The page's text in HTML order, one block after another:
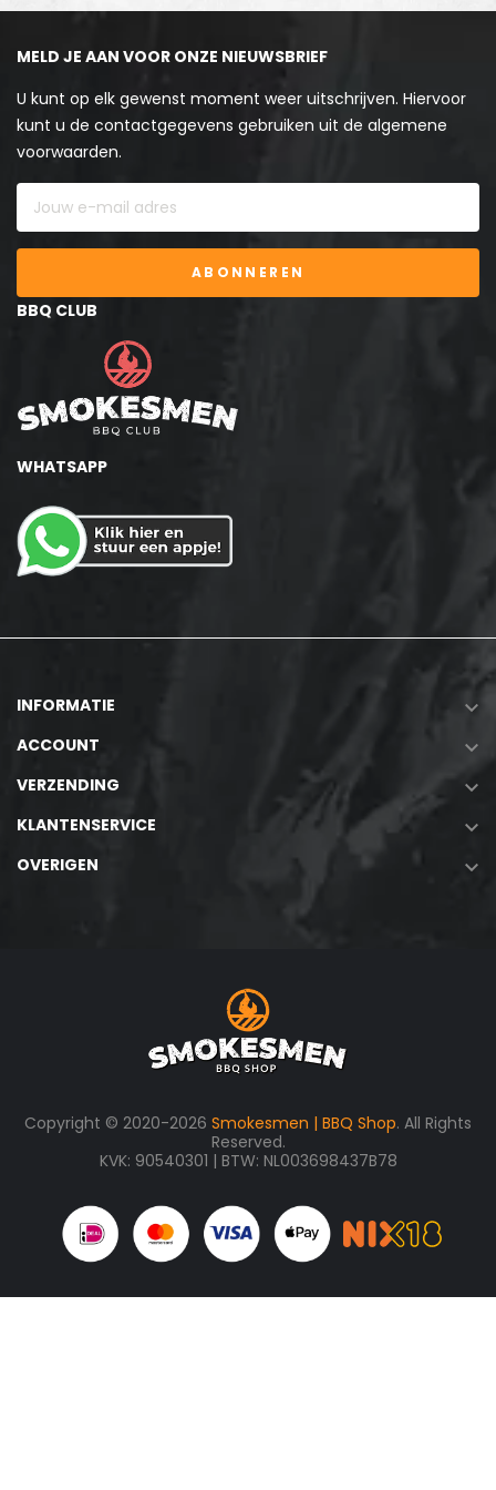
MELD JE AAN VOOR ONZE NIEUWSBRIEF
U kunt op elk gewenst moment weer uitschrijven. Hiervoor
kunt u de contactgegevens gebruiken uit de algemene
voorwaarden.
ABONNEREN
BBQ CLUB
WHATSAPP
INFORMATIE 
ACCOUNT 
VERZENDING 
KLANTENSERVICE 
OVERIGEN 
Copyright © 2020-2026 Smokesmen | BBQ Shop. All Rights
Reserved.
KVK: 90540301 | BTW: NL003698437B78